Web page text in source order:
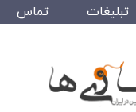
تبلیغات تماس